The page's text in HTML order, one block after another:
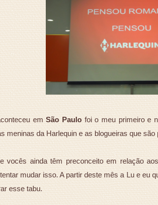
emSão Paulo foi o meu primeiro e
meninas da Harlequin e as blogueiras que são
vocês ainda têm preconceito em relação
mudar isso. A partir deste mês a Lu e eu
esse tabu.